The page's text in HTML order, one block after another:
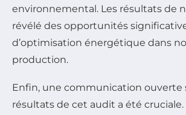
environnemental. Les résultats de
révélé des opportunités
d’optimisation énergétique dans
production.
Enfin, une communication ouverte
résultats de cet audit a été cruciale.